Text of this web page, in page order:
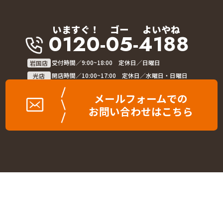
いますぐ！ ゴー よいやね
0120-05-4188
岩国店 受付時間／9:00~18:00 定休日／日曜日
光店
開店時間／10:00~17:00 定休日／水曜日・日曜日
メールフォームでの
お問い合わせはこちら